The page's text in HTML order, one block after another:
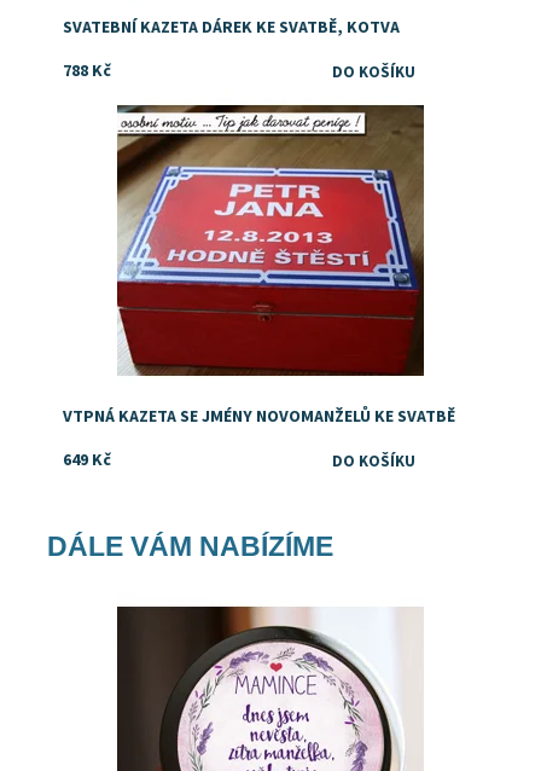
SVATEBNÍ KAZETA DÁREK KE SVATBĚ, KOTVA
788 Kč
VTPNÁ KAZETA SE JMÉNY NOVOMANŽELŮ KE SVATBĚ
649 Kč
DÁLE VÁM NABÍZÍME